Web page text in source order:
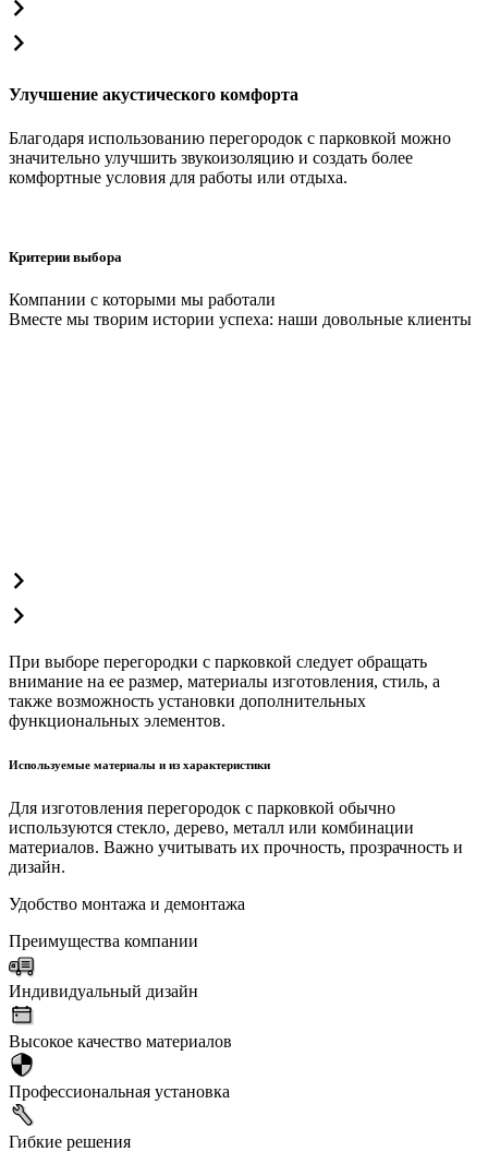
Улучшение акустического комфорта
Благодаря использованию перегородок с парковкой можно
значительно улучшить звукоизоляцию и создать более
комфортные условия для работы или отдыха.
Критерии выбора
Компании с которыми мы работали
Вместе мы творим истории успеха: наши довольные клиенты
При выборе перегородки с парковкой следует обращать
внимание на ее размер, материалы изготовления, стиль, а
также возможность установки дополнительных
функциональных элементов.
Используемые материалы и из характеристики
Для изготовления перегородок с парковкой обычно
используются стекло, дерево, металл или комбинации
материалов. Важно учитывать их прочность, прозрачность и
дизайн.
Удобство монтажа и демонтажа
Преимущества компании
Индивидуальный дизайн
Высокое качество материалов
Профессиональная установка
Гибкие решения